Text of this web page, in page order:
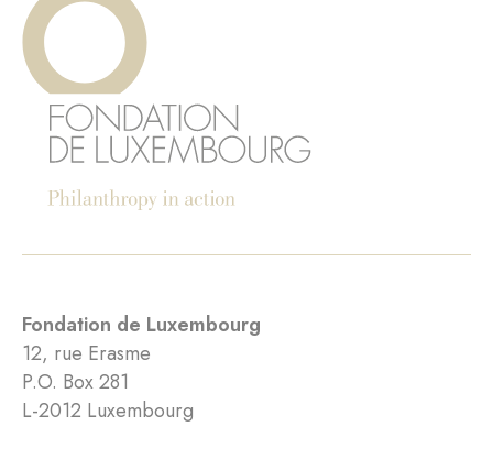
Fondation de Luxembourg
12, rue Erasme
P.O. Box 281
L-2012 Luxembourg